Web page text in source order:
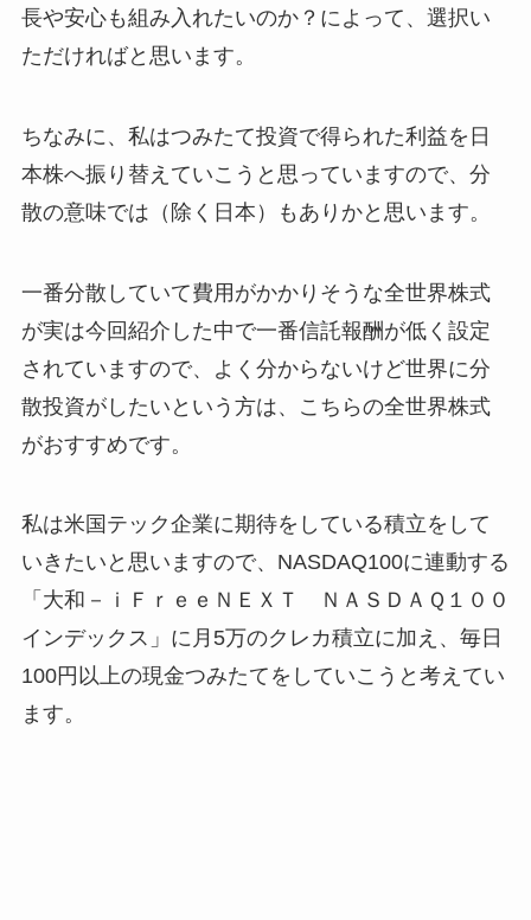
長や安心も組み入れたいのか？によって、選択い
ただければと思います。
ちなみに、私はつみたて投資で得られた利益を日
本株へ振り替えていこうと思っていますので、分
散の意味では（除く日本）もありかと思います。
一番分散していて費用がかかりそうな全世界株式
が実は今回紹介した中で一番信託報酬が低く設定
されていますので、よく分からないけど世界に分
散投資がしたいという方は、こちらの全世界株式
がおすすめです。
私は米国テック企業に期待をしている積立をして
いきたいと思いますので、NASDAQ100に連動する
「大和－ｉＦｒｅｅＮＥＸＴ ＮＡＳＤＡＱ１００
インデックス」に月5万のクレカ積立に加え、毎日
100円以上の現金つみたてをしていこうと考えてい
ます。